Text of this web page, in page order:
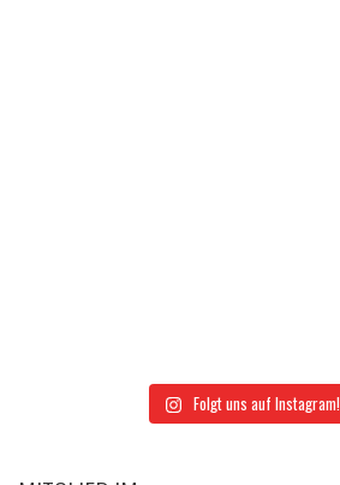
Folgt uns auf Instagram!